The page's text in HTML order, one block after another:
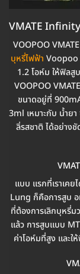
VMATE
VOOPOO
บุหรี่ไฟฟ้า Voopoo
1.2 โอห์ม ให้ฟิล
VOOPOO
ขนาดอยู่ที่
3ml เหมาะกับ น้ำย
ลิ่รสชาติ ได้อย่าง
แบบ แรกที่เราเค
Lung ก็คือการสูบ อ
ที่ต้องการเลิกบุหรี่ม
แล้ว การสูบแบบ
ค่าโอห์มที่สูง และใ